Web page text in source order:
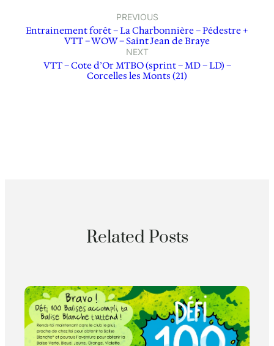
PREVIOUS
Entrainement forêt – La Charbonnière – Pédestre +
VTT – WOW – Saint Jean de Braye
NEXT
VTT – Cote d’Or MTBO (sprint – MD – LD) –
Corcelles les Monts (21)
Related Posts